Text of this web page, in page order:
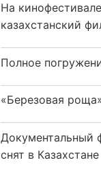
На
казахстанский
Полное
«Березовая
Документальный
снят в Казахстане